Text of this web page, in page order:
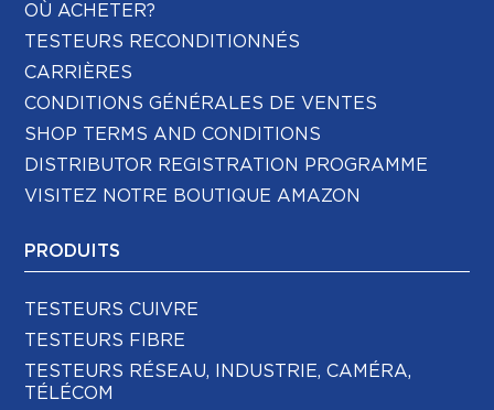
OÙ ACHETER?
TESTEURS RECONDITIONNÉS
CARRIÈRES
CONDITIONS GÉNÉRALES DE VENTES
SHOP TERMS AND CONDITIONS
DISTRIBUTOR REGISTRATION PROGRAMME
VISITEZ NOTRE BOUTIQUE AMAZON
PRODUITS
TESTEURS CUIVRE
TESTEURS FIBRE
TESTEURS RÉSEAU, INDUSTRIE, CAMÉRA,
TÉLÉCOM